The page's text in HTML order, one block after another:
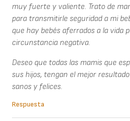
muy fuerte y valiente. Trato de
para transmitirle seguridad a mi
que hay bebés aferrados a la vida
circunstancia negativa.
Deseo que todas las mamis que
sus hijos, tengan el mejor
sanos y felices.
Respuesta